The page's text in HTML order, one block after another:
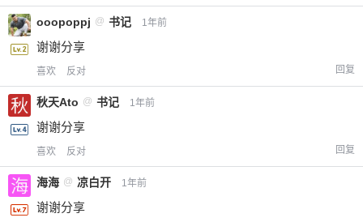
ooopoppj @ 书记 1年前
谢谢分享
喜欢 反对 回复
秋天Ato @ 书记 1年前
谢谢分享
喜欢 反对 回复
海海 @ 凉白开 1年前
谢谢分享